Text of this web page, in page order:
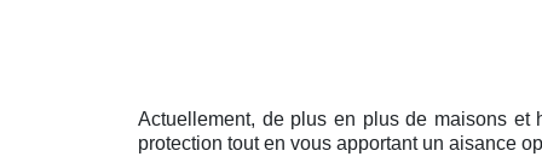
Actuellement, de plus en plus de maisons et
protection tout en vous apportant un aisance